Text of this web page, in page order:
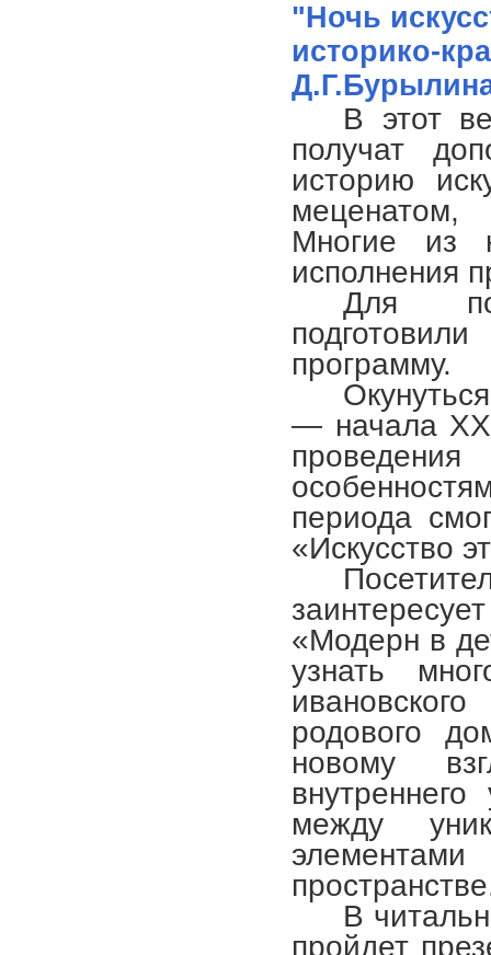
"Ночь
историко-
В этот
получат
историю
меценатом,
Многие из
исполнения
Для
программу.
― начала XX
периода
«Искусство
«Модерн в
узнать
родового
новому
между
В
пройдет